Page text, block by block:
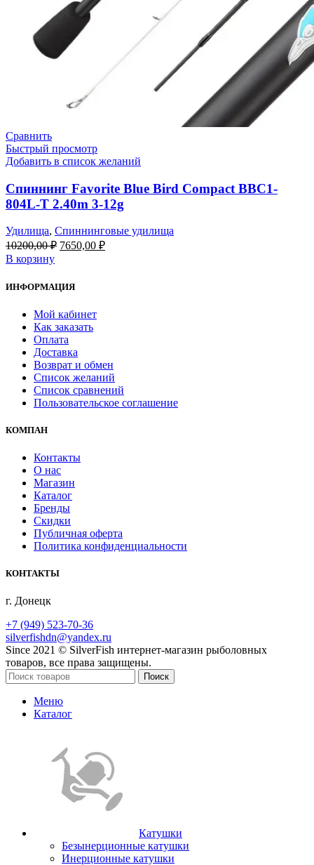
Сравнить
Быстрый просмотр
Добавить в список желаний
Спиннинг Favorite Blue Bird Compact BBC1-
804L-T 2.40m 3-12g
Удилища, Спиннинговые удилища
10200,00₽ Первоначальная
10200,00 ₽.
7650,00 ₽Текущая
В корзину
ИНФОРМАЦИЯ
Мой кабинет
Как заказать
Оплата
Доставка
Возврат и обмен
Список желаний
Список сравнений
Пользовательское соглашение
КОМПАН
Контакты
О нас
Магазин
Каталог
Бренды
Скидки
Публичная оферта
Политика конфиденциальности
КОНТАКТЫ
г. Донецк
+7 (949) 523-70-36
silverfishdn@yandex.ru
Since 2021 © SilverFish интернет-магазин рыболовных
товаров, все права защищены.
Поиск
Меню
Каталог
Катушки
Безынерционные катушки
Инерционные катушки